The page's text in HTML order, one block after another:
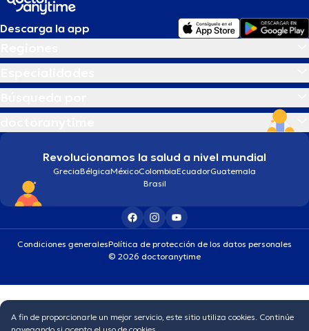
Descarga la app
Revolucionamos la salud a nivel mundial
GreciaBélgicaMéxicoColombiaEcuadorGuatemala
Brasil
Condiciones generalesPolítica de protección de los datos personales
© 2026 doctoranytime
A fin de proporcionarle un mejor servicio, este sitio utiliza cookies. Continúe